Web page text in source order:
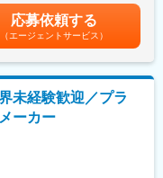
先との良好な関係性を築
ます。また、幅広い知
なチャレンジをする機会
いずれかの業務を担って
ス、点検など幅広い業務
業者選定
工事準備
を通じて上下する可能性
めた表記です。
応募依頼する
（エージェントサービス）
未経験歓迎／プラ
ーカー